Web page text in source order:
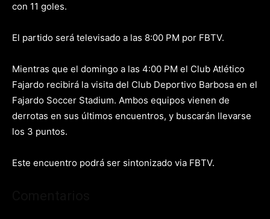
con 11 goles.
El partido será televisado a las 8:00 PM por FBTV.
Mientras que el domingo a las 4:00 PM el Club Atlético
Fajardo recibirá la visita del Club Deportivo Barbosa en el
Fajardo Soccer Stadium. Ambos equipos vienen de
derrotas en sus últimos encuentros, y buscarán llevarse
los 3 puntos.
Este encuentro podrá ser sintonizado via FBTV.